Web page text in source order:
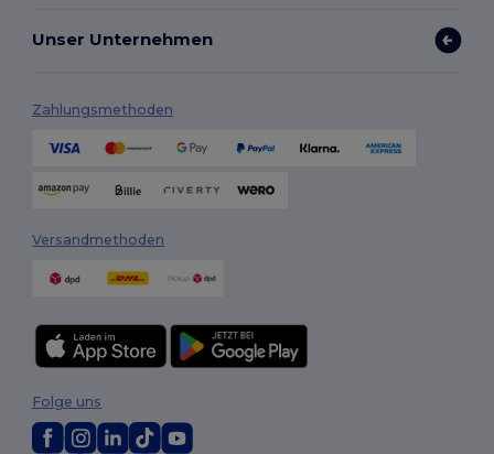
Unser Unternehmen
Zahlungsmethoden
Versandmethoden
Folge uns